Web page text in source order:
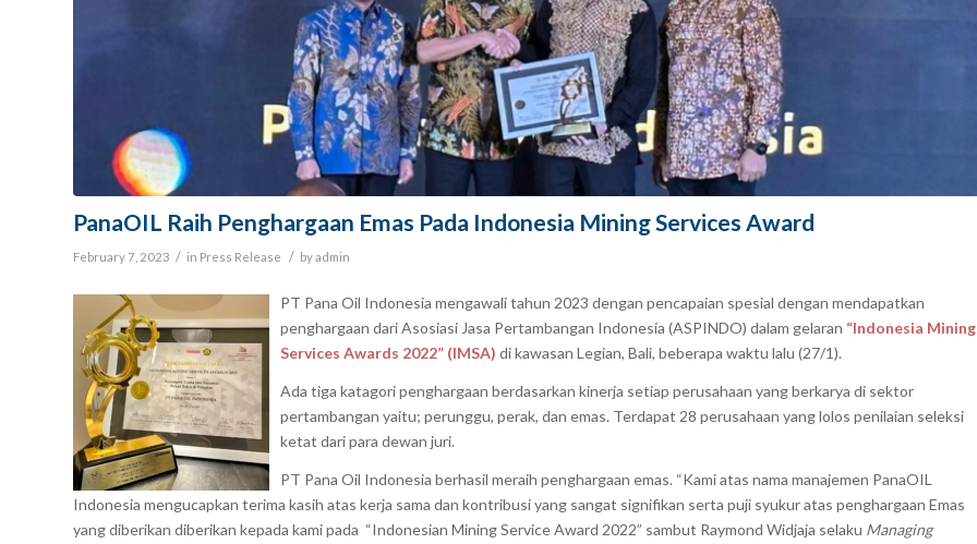
PanaOIL Raih Penghargaan Emas Pada Indonesia Mining Services Award
February 7, 2023 / in Press Release / by admin
PT Pana Oil Indonesia mengawali tahun 2023 dengan pencapaian spesial dengan mendapatkan
penghargaan dari Asosiasi Jasa Pertambangan Indonesia (ASPINDO) dalam gelaran “Indonesia Mining
Services Awards 2022” (IMSA) di kawasan Legian, Bali, beberapa waktu lalu (27/1).
Ada tiga katagori penghargaan berdasarkan kinerja setiap perusahaan yang berkarya di sektor
pertambangan yaitu; perunggu, perak, dan emas. Terdapat 28 perusahaan yang lolos penilaian seleksi
ketat dari para dewan juri.
PT Pana Oil Indonesia berhasil meraih penghargaan emas. “Kami atas nama manajemen PanaOIL
Indonesia mengucapkan terima kasih atas kerja sama dan kontribusi yang sangat signifikan serta puji syukur atas penghargaan Emas
yang diberikan diberikan kepada kami pada “Indonesian Mining Service Award 2022” sambut Raymond Widjaja selaku Managing